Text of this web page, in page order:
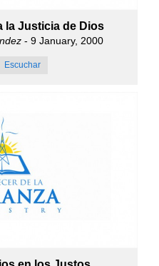
la Justicia de Dios
- 9 January, 2000
Escuchar